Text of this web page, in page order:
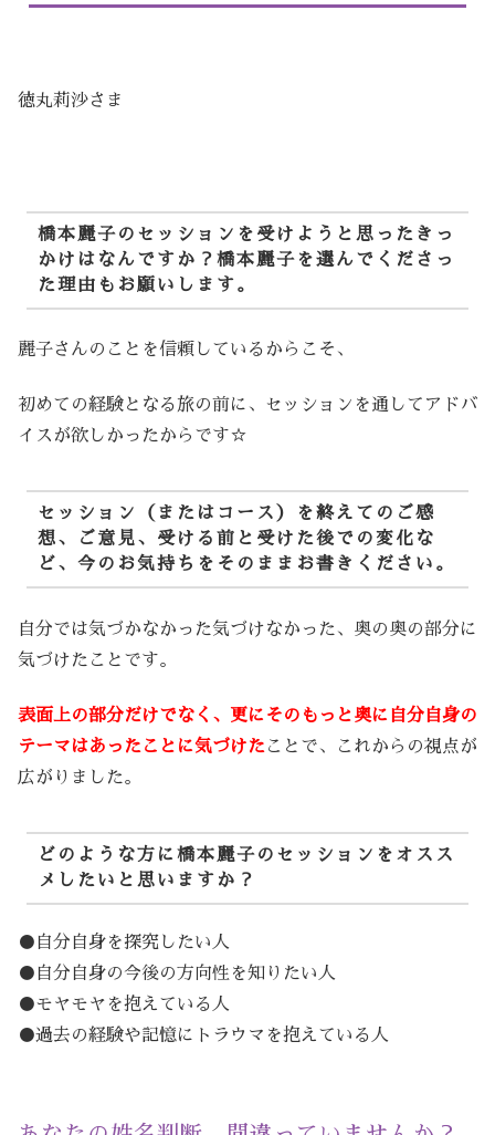
徳丸莉沙さま
橋本麗子のセッションを受けようと思ったきっ
かけはなんですか？橋本麗子を選んでくださっ
た理由もお願いします。
麗子さんのことを信頼しているからこそ、
初めての経験となる旅の前に、セッションを通してアドバ
イスが欲しかったからです☆
セッション（またはコース）を終えてのご感
想、ご意見、受ける前と受けた後での変化な
ど、今のお気持ちをそのままお書きください。
自分では気づかなかった気づけなかった、奥の奥の部分に
気づけたことです。
表面上の部分だけでなく、更にそのもっと奥に自分自身の
テーマはあったことに気づけたことで、これからの視点が
広がりました。
どのような方に橋本麗子のセッションをオスス
メしたいと思いますか？
●自分自身を探究したい人
●自分自身の今後の方向性を知りたい人
●モヤモヤを抱えている人
●過去の経験や記憶にトラウマを抱えている人